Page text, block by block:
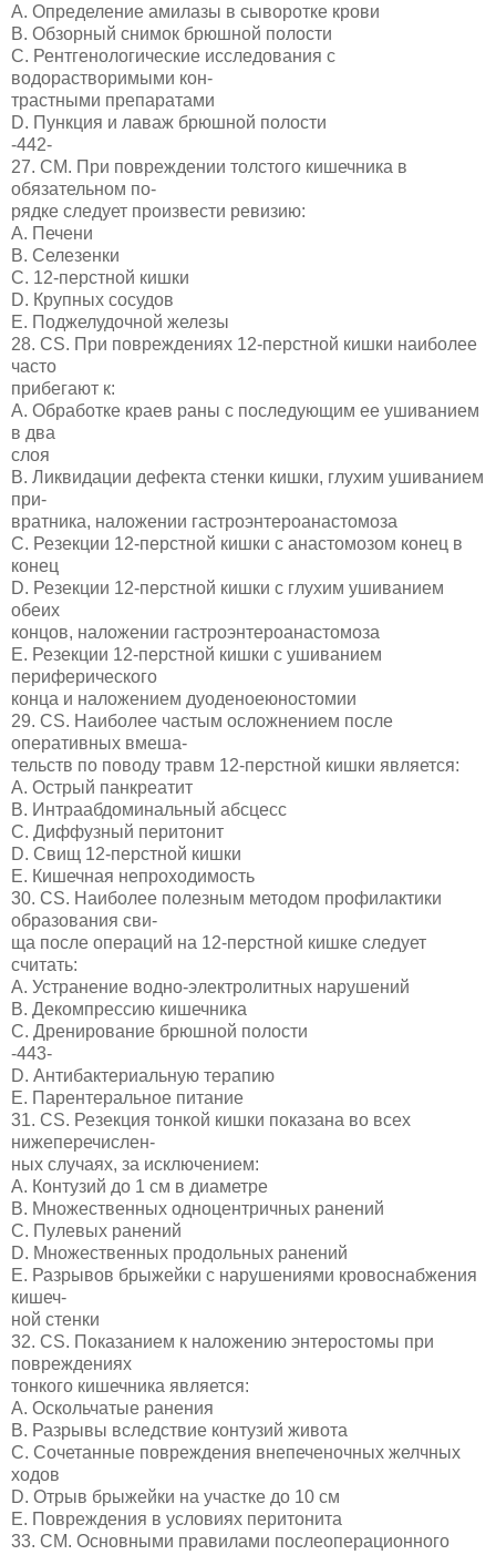
A. Определение амилазы в сыворотке крови
B. Обзорный снимок брюшной полости
C. Рентгенологические исследования с
водорастворимыми кон-
трастными препаратами
D. Пункция и лаваж брюшной полости
-442-
27. СМ. При повреждении толстого кишечника в
обязательном по-
рядке следует произвести ревизию:
A. Печени
B. Селезенки
C. 12-перстной кишки
D. Крупных сосудов
E. Поджелудочной железы
28. CS. При повреждениях 12-перстной кишки наиболее
часто
прибегают к:
A. Обработке краев раны с последующим ее ушиванием
в два
слоя
B. Ликвидации дефекта стенки кишки, глухим ушиванием
при-
вратника, наложении гастроэнтероанастомоза
C. Резекции 12-перстной кишки с анастомозом конец в
конец
D. Резекции 12-перстной кишки с глухим ушиванием
обеих
концов, наложении гастроэнтероанастомоза
E. Резекции 12-перстной кишки с ушиванием
периферического
конца и наложением дуоденоеюностомии
29. CS. Наиболее частым осложнением после
оперативных вмеша-
тельств по поводу травм 12-перстной кишки является:
A. Острый панкреатит
B. Интраабдоминальный абсцесс
C. Диффузный перитонит
D. Свищ 12-перстной кишки
E. Кишечная непроходимость
30. CS. Наиболее полезным методом профилактики
образования сви-
ща после операций на 12-перстной кишке следует
считать:
A. Устранение водно-электролитных нарушений
B. Декомпрессию кишечника
C. Дренирование брюшной полости
-443-
D. Антибактериальную терапию
E. Парентеральное питание
31. CS. Резекция тонкой кишки показана во всех
нижеперечислен-
ных случаях, за исключением:
A. Контузий до 1 см в диаметре
B. Множественных одноцентричных ранений
C. Пулевых ранений
D. Множественных продольных ранений
E. Разрывов брыжейки с нарушениями кровоснабжения
кишеч-
ной стенки
32. CS. Показанием к наложению энтеростомы при
повреждениях
тонкого кишечника является:
A. Оскольчатые ранения
B. Разрывы вследствие контузий живота
C. Сочетанные повреждения внепеченочных желчных
ходов
D. Отрыв брыжейки на участке до 10 см
E. Повреждения в условиях перитонита
33. СМ. Основными правилами послеоперационного